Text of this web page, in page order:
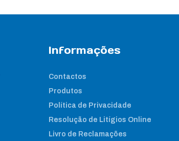
Informações
Contactos
Produtos
Política de Privacidade
Resolução de Litígios Online
Livro de Reclamações